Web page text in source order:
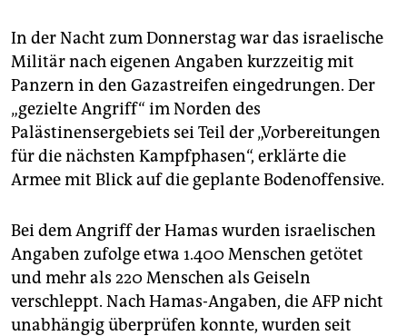
In der Nacht zum Donnerstag war das israelische
Militär nach eigenen Angaben kurzzeitig mit
Panzern in den Gazastreifen eingedrungen. Der
„gezielte Angriff“ im Norden des
Palästinensergebiets sei Teil der „Vorbereitungen
für die nächsten Kampfphasen“, erklärte die
Armee mit Blick auf die geplante Bodenoffensive.
Bei dem Angriff der Hamas wurden israelischen
Angaben zufolge etwa 1.400 Menschen getötet
und mehr als 220 Menschen als Geiseln
verschleppt. Nach Hamas-Angaben, die AFP nicht
unabhängig überprüfen konnte, wurden seit